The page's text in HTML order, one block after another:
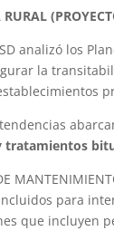
analizó los
la
tratamientos
para
que incluyen